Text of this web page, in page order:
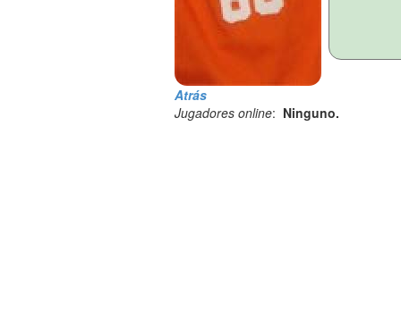
Atrás
Jugadores online: Ninguno.